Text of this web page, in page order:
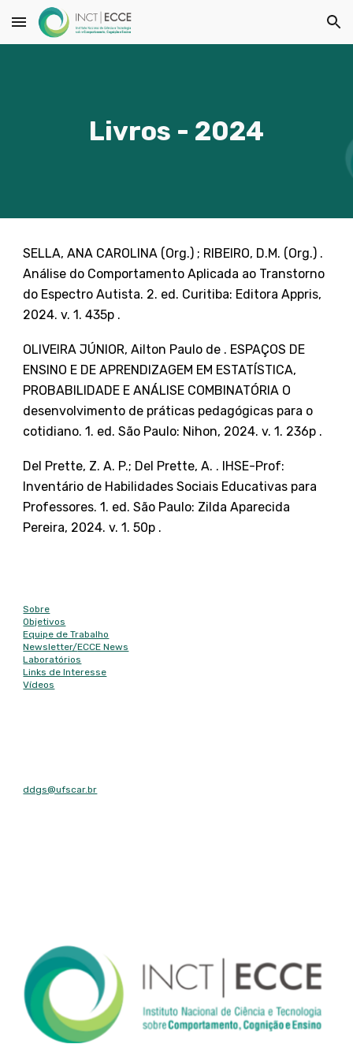
Skip to main content Skip to navigation
Livros - 2024
SELLA, ANA CAROLINA (Org.) ; RIBEIRO, D.M. (Org.) .
Análise do Comportamento Aplicada ao Transtorno
do Espectro Autista. 2. ed. Curitiba: Editora Appris,
2024. v. 1. 435p .
OLIVEIRA JÚNIOR, Ailton Paulo de . ESPAÇOS DE
ENSINO E DE APRENDIZAGEM EM ESTATÍSTICA,
PROBABILIDADE E ANÁLISE COMBINATÓRIA O
desenvolvimento de práticas pedagógicas para o
cotidiano. 1. ed. São Paulo: Nihon, 2024. v. 1. 236p .
Del Prette, Z. A. P.; Del Prette, A. . IHSE-Prof:
Inventário de Habilidades Sociais Educativas para
Professores. 1. ed. São Paulo: Zilda Aparecida
Pereira, 2024. v. 1. 50p .
Sobre
Objetivos
Equipe de Trabalho
Newsletter/ECCE News
Laboratórios
Links de Interesse
Vídeos
ddgs@ufscar.br